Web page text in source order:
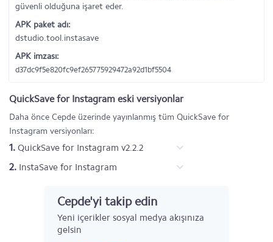
güvenli olduğuna işaret eder.
APK paket adı:
dstudio.tool.instasave
APK imzası:
d37dc9f5e820fc9ef265775929472a92d1bf5504
QuickSave for Instagram eski versiyonlar
Daha önce Cepde üzerinde yayınlanmış tüm QuickSave for
Instagram versiyonları:
1. QuickSave for Instagram v2.2.2
2. InstaSave for Instagram
Cepde'yi takip edin
Yeni içerikler sosyal medya akışınıza
gelsin